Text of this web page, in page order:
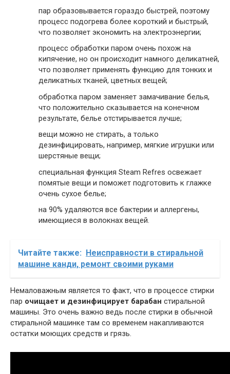
пар образовывается гораздо быстрей, поэтому
процесс подогрева более короткий и быстрый,
что позволяет экономить на электроэнергии;
процесс обработки паром очень похож на
кипячение, но он происходит намного деликатней,
что позволяет применять функцию для тонких и
деликатных тканей, цветных вещей;
обработка паром заменяет замачивание белья,
что положительно сказывается на конечном
результате, белье отстирывается лучше;
вещи можно не стирать, а только
дезинфицировать, например, мягкие игрушки или
шерстяные вещи;
специальная функция Steam Refres освежает
помятые вещи и поможет подготовить к глажке
очень сухое белье;
на 90% удаляются все бактерии и аллергены,
имеющиеся в волокнах вещей.
Читайте также:
Неисправности в стиральной
машине канди, ремонт своими руками
Немаловажным является то факт, что в процессе стирки
пар очищает и дезинфицирует барабан стиральной
машины. Это очень важно ведь после стирки в обычной
стиральной машинке там со временем накапливаются
остатки моющих средств и грязь.